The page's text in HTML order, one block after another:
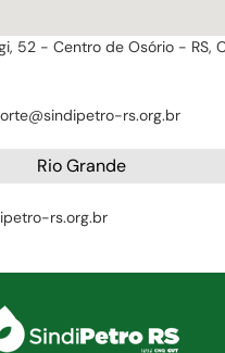
52 - Centro de Osório - RS,
rs.org.br
Rio Grande
rs.org.br